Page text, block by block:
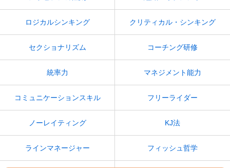
ロジカルシンキング クリティカル・シンキング
セクショナリズム コーチング研修
統率力 マネジメント能力
コミュニケーションスキル フリーライダー
ノーレイティング KJ法
ラインマネージャー フィッシュ哲学